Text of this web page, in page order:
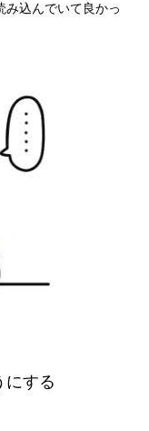
み込んでいて良かっ
にする